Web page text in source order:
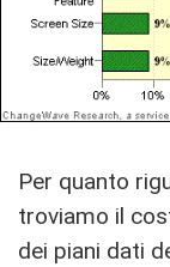
Per quanto
troviamo il
dei piani dati